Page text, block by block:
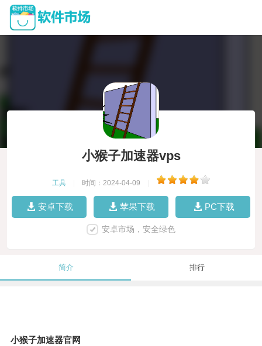
小猴子加速器vps
工具 时间：2024-04-09
安卓下载 苹果下载 PC下载
安卓市场，安全绿色
简介 排行
小猴子加速器官网